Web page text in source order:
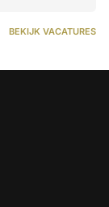
BEKIJK VACATURES